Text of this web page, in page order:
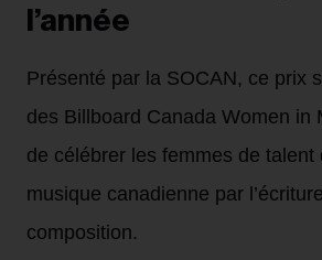
l’année
Présenté par la SOCAN, ce prix
des Billboard Canada Women in
de célébrer les femmes de talent
musique canadienne par
composition.